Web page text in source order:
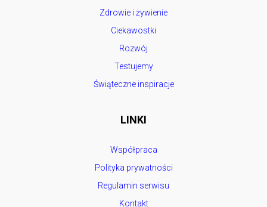
Zdrowie i żywienie
Ciekawostki
Rozwój
Testujemy
Świąteczne inspiracje
LINKI
Współpraca
Polityka prywatności
Regulamin serwisu
Kontakt